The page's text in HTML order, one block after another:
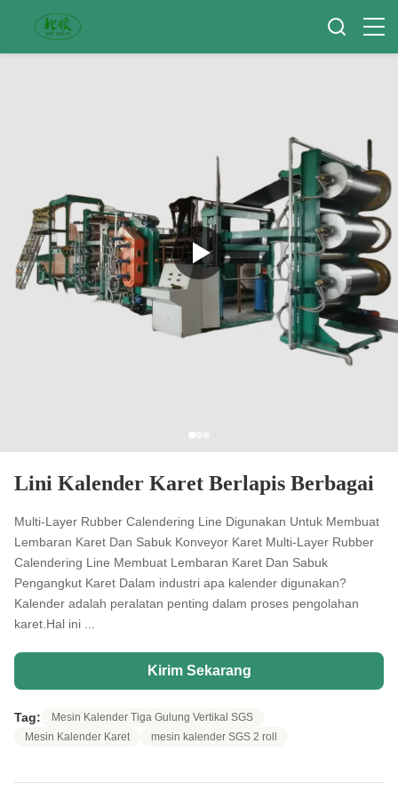
Lini Kalender Karet Berlapis Berbagai
Multi-Layer Rubber Calendering Line Digunakan Untuk Membuat
Lembaran Karet Dan Sabuk Konveyor Karet Multi-Layer Rubber
Calendering Line Membuat Lembaran Karet Dan Sabuk
Pengangkut Karet Dalam industri apa kalender digunakan?
Kalender adalah peralatan penting dalam proses pengolahan
karet.Hal ini ...
Kirim Sekarang
Tag:
Mesin Kalender Tiga Gulung Vertikal SGS
Mesin Kalender Karet
mesin kalender SGS 2 roll